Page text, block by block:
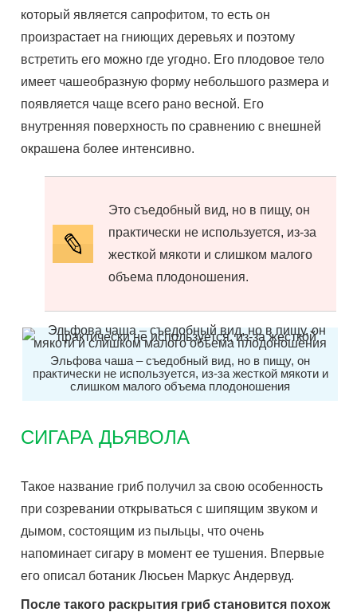
который является сапрофитом, то есть он
произрастает на гниющих деревьях и поэтому
встретить его можно где угодно. Его плодовое тело
имеет чашеобразную форму небольшого размера и
появляется чаще всего рано весной. Его
внутренняя поверхность по сравнению с внешней
окрашена более интенсивно.
Это съедобный вид, но в пищу, он
практически не используется, из-за
жесткой мякоти и слишком малого
объема плодоношения.
Эльфова чаша – съедобный вид, но в пищу, он
практически не используется, из-за жесткой мякоти и
слишком малого объема плодоношения
СИГАРА ДЬЯВОЛА
Такое название гриб получил за свою особенность
при созревании открываться с шипящим звуком и
дымом, состоящим из пыльцы, что очень
напоминает сигару в момент ее тушения. Впервые
его описал ботаник Люсьен Маркус Андервуд.
После такого раскрытия гриб становится похож